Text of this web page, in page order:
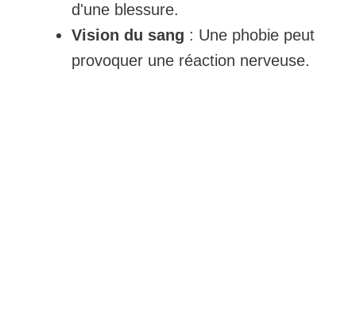
d'une blessure.
Vision du sang : Une phobie peut
provoquer une réaction nerveuse.